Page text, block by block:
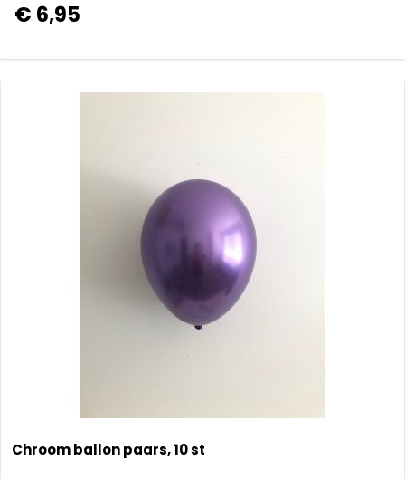
€ 6,95
Chroom ballon paars, 10 st